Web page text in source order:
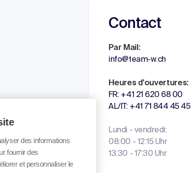
Contact
Par Mail:
info@team-w.ch
Heures d'ouvertures:
FR: +41 21 620 68 00
AL/IT: +41 71 844 45 45
Lundi - vendredi:
08:00 - 12:15 Uhr
13:30 - 17:30 Uhr
des informations
fournir des
et personnaliser le